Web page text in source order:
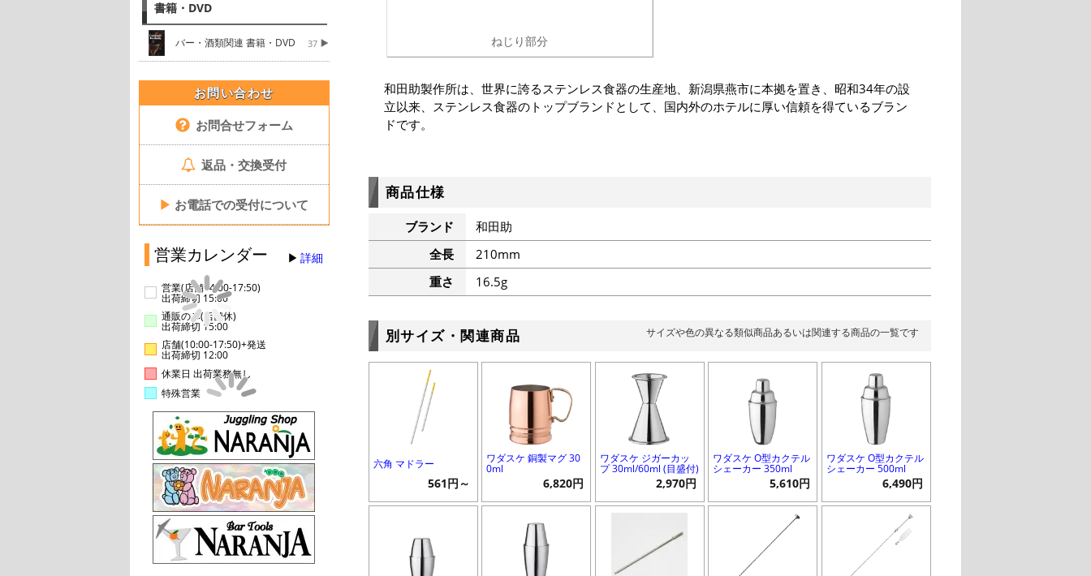
書籍・DVD
バー・酒類関連 書籍・DVD 37
お問い合わせ
お問合せフォーム
返品・交換受付
▶ お電話での受付について
営業カレンダー 詳細
営業(店舗14:00-17:50)
出荷締切 15:00
通販のみ(店舗休)
出荷締切 15:00
店舗(10:00-17:50)+発送
出荷締切 12:00
休業日 出荷業務無し
特殊営業
ねじり部分
和田助製作所は、世界に誇るステンレス食器の生産地、新潟県燕市に本拠を置き、昭和34年の設
立以来、ステンレス食器のトップブランドとして、国内外のホテルに厚い信頼を得ているブラン
ドです。
商品仕様
ブランド
和田助
全長
210mm
重さ
16.5g
別サイズ・関連商品 サイズや色の異なる類似商品あるいは関連する商品の一覧です
六角 マドラー
561円～
ワダスケ 銅製マグ 30
0ml
6,820円
ワダスケ ジガーカッ
プ 30ml/60ml (目盛付)
2,970円
ワダスケ O型カクテル
シェーカー 350ml
5,610円
ワダスケ O型カクテル
シェーカー 500ml
6,490円